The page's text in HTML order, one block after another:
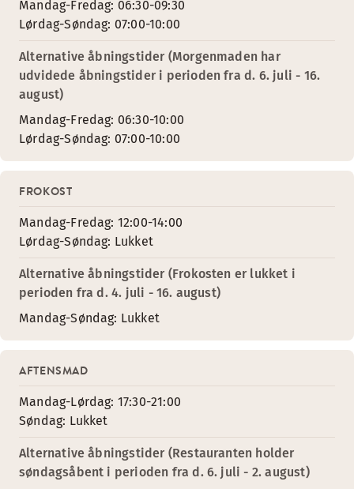
Mandag-Fredag: 06:30-09:30
Lørdag-Søndag: 07:00-10:00
Alternative åbningstider (Morgenmaden har
udvidede åbningstider i perioden fra d. 6. juli - 16.
august)
Mandag-Fredag: 06:30-10:00
Lørdag-Søndag: 07:00-10:00
FROKOST
Mandag-Fredag: 12:00-14:00
Lørdag-Søndag: Lukket
Alternative åbningstider (Frokosten er lukket i
perioden fra d. 4. juli - 16. august)
Mandag-Søndag: Lukket
AFTENSMAD
Mandag-Lørdag: 17:30-21:00
Søndag: Lukket
Alternative åbningstider (Restauranten holder
søndagsåbent i perioden fra d. 6. juli - 2. august)